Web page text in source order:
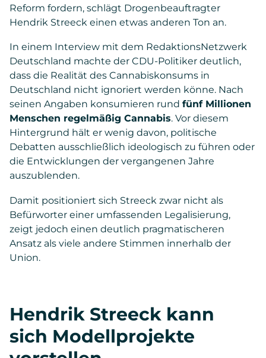
Reform fordern, schlägt Drogenbeauftragter
Hendrik Streeck einen etwas anderen Ton an.
In einem Interview mit dem RedaktionsNetzwerk
Deutschland machte der CDU-Politiker deutlich,
dass die Realität des Cannabiskonsums in
Deutschland nicht ignoriert werden könne. Nach
seinen Angaben konsumieren rund fünf Millionen
Menschen regelmäßig Cannabis. Vor diesem
Hintergrund hält er wenig davon, politische
Debatten ausschließlich ideologisch zu führen oder
die Entwicklungen der vergangenen Jahre
auszublenden.
Damit positioniert sich Streeck zwar nicht als
Befürworter einer umfassenden Legalisierung,
zeigt jedoch einen deutlich pragmatischeren
Ansatz als viele andere Stimmen innerhalb der
Union.
Hendrik Streeck kann
sich Modellprojekte